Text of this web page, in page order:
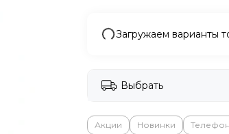
Загружаем варианты
Выбрать
Акции Новинки